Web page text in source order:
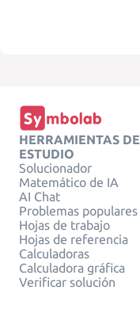
HERRAMIENTAS DE
ESTUDIO
Solucionador
Matemático de IA
AI Chat
Problemas populares
Hojas de trabajo
Hojas de referencia
Calculadoras
Calculadora gráfica
Verificar solución